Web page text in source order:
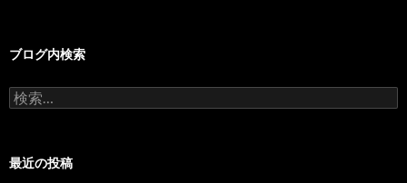
ブログ内検索
検
索:
最近の投稿